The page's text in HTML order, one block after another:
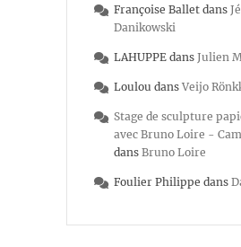
Françoise Ballet dans
Danikowski
LAHUPPE dans Julien
Loulou dans Veijo
Stage de sculpture
avec Bruno Loire -
dans Bruno Loire
Foulier Philippe dans